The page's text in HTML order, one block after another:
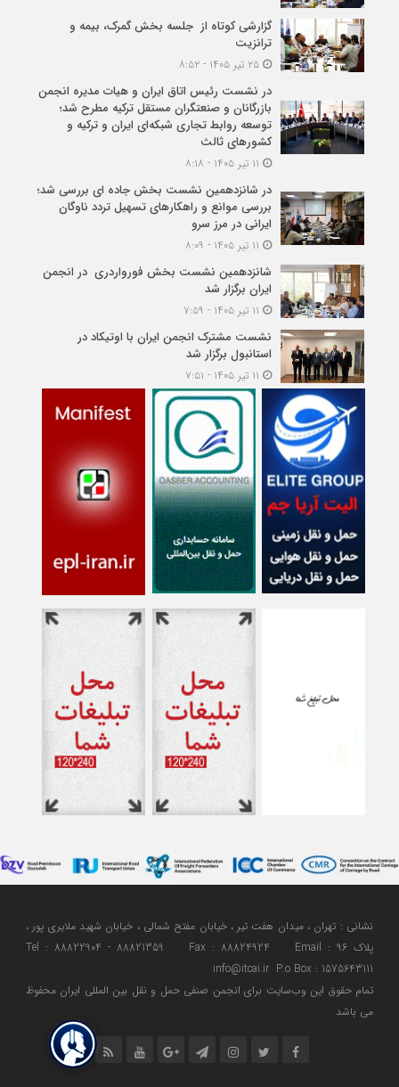
گزارشی کوتاه از جلسه بخش گمرک، بیمه و
ترانزیت
۲۵ تیر ۱۴۰۵ - ۸:۵۲
در نشست رئیس اتاق ایران و هیات مدیره انجمن
بازرگانان و صنعتگران مستقل ترکیه مطرح شد؛
توسعه روابط تجاری شبکه‌ای ایران و ترکیه و
کشورهای ثالث
در شانزدهمین نشست بخش جاده ای بررسی شد؛
بررسی موانع و راهکارهای تسهیل تردد ناوگان
ایرانی در مرز سرو
شانزدهمین نشست بخش فورواردری در انجمن
ایران برگزار شد
نشست مشترک انجمن ایران با اوتیکاد در
استانبول برگزار شد
نشانی : تهران ، میدان هفت تیر ، خیابان مفتح شمالی ، خیابان شهید ملایری پور ،
پلاک 96 Tel : 88822904 - 88821359 Fax : 88824924 Email :
info@itcai.ir P.o Box : 1575643111
تمام حقوق اين وب‌سايت برای انجمن صنفی حمل و نقل بین المللی ایران محفوظ
می باشد